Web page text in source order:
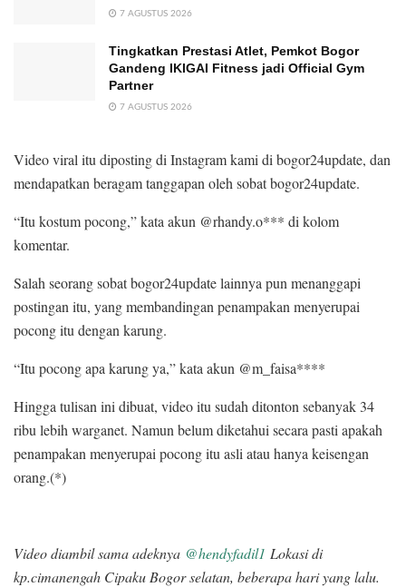
7 AGUSTUS 2026
Tingkatkan Prestasi Atlet, Pemkot Bogor
Gandeng IKIGAI Fitness jadi Official Gym
Partner
7 AGUSTUS 2026
Video viral itu diposting di Instagram kami di bogor24update, dan
mendapatkan beragam tanggapan oleh sobat bogor24update.
“Itu kostum pocong,” kata akun @rhandy.o*** di kolom
komentar.
Salah seorang sobat bogor24update lainnya pun menanggapi
postingan itu, yang membandingan penampakan menyerupai
pocong itu dengan karung.
“Itu pocong apa karung ya,” kata akun @m_faisa****
Hingga tulisan ini dibuat, video itu sudah ditonton sebanyak 34
ribu lebih warganet. Namun belum diketahui secara pasti apakah
penampakan menyerupai pocong itu asli atau hanya keisengan
orang.(*)
Video diambil sama adeknya @hendyfadil1 Lokasi di
kp.cimanengah Cipaku Bogor selatan, beberapa hari yang lalu.